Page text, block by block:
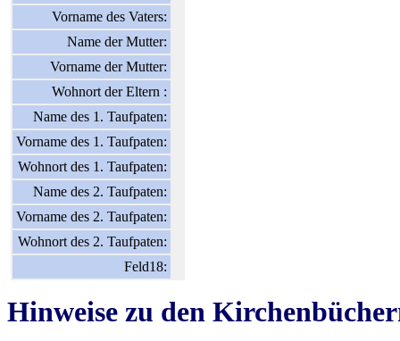
Vorname des Vaters:
Name der Mutter:
Vorname der Mutter:
Wohnort der Eltern :
Name des 1. Taufpaten:
Vorname des 1. Taufpaten:
Wohnort des 1. Taufpaten:
Name des 2. Taufpaten:
Vorname des 2. Taufpaten:
Wohnort des 2. Taufpaten:
Feld18:
Hinweise zu den